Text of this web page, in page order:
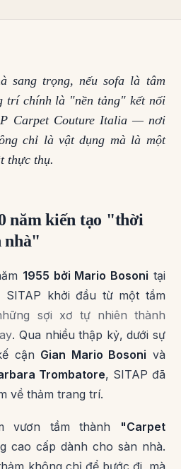
sang trọng, nếu sofa là tâm
trí chính là "nền tảng" kết nối
Carpet Couture Italia — nơi
chỉ là vật dụng mà là một
thực thụ.
năm kiến tạo "thời
nhà"
1955 bởi Mario Bosoni tại
SITAP khởi đầu từ một tầm
sợi xơ tự nhiên thành
. Qua nhiều thập kỷ, dưới sự
cận Gian Mario Bosoni và
Trombatore, SITAP đã
về thảm trang trí.
vươn tầm thành
"Carpet
cao cấp dành cho sàn nhà.
không chỉ để bước đi, mà